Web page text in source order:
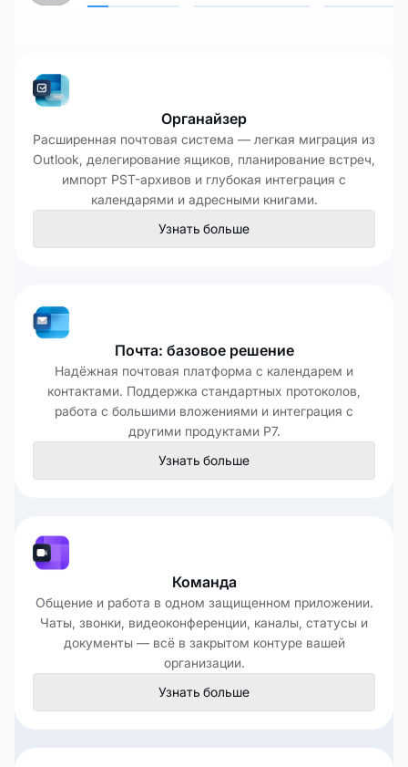
Органайзер
Расширенная почтовая система — легкая миграция из
Outlook, делегирование ящиков, планирование встреч,
импорт PST-архивов и глубокая интеграция с
календарями и адресными книгами.
Узнать больше
Почта: базовое решение
Надёжная почтовая платформа с календарем и
контактами. Поддержка стандартных протоколов,
работа с большими вложениями и интеграция с
другими продуктами Р7.
Узнать больше
Команда
Общение и работа в одном защищенном приложении.
Чаты, звонки, видеоконференции, каналы, статусы и
документы — всё в закрытом контуре вашей
организации.
Узнать больше